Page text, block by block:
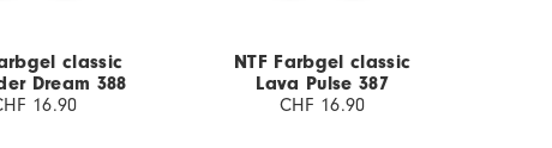
classic
Dream 388
16.90
NTF Farbgel classic
Lava Pulse 387
CHF 16.90